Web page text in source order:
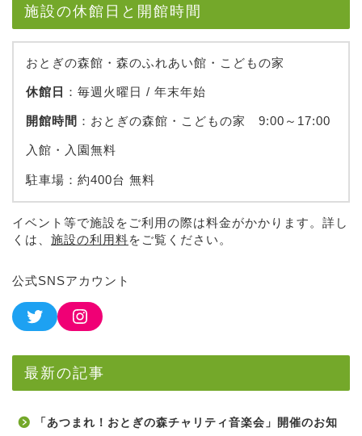
施設の休館日と開館時間
おとぎの森館・森のふれあい館・こどもの家
休館日 ：毎週火曜日 / 年末年始
開館時間 ：おとぎの森館・こどもの家 9:00～17:00
入館・入園無料
駐車場：約400台 無料
イベント等で施設をご利用の際は料金がかかります。詳し
くは、 施設の利用料をご覧ください。
公式SNSアカウント
最新の記事
「あつまれ！おとぎの森チャリティ音楽会」開催のお知